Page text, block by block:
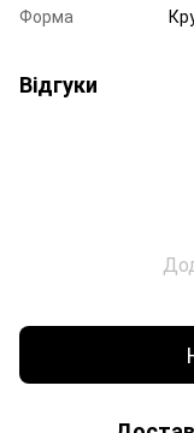
Форма
Відгуки